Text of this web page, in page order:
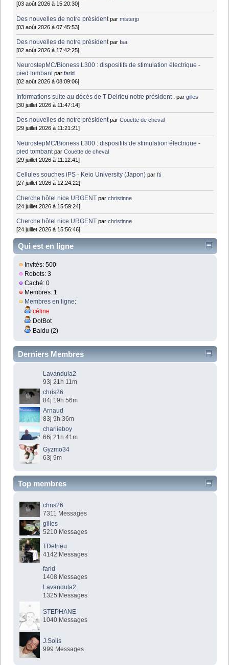
[03 août 2026 à 15:20:30]
Des nouvelles de notre président parmisterjp
[03 août 2026 à 07:45:53]
Des nouvelles de notre président par Isa
[02 août 2026 à 17:42:25]
NeurostepMC/Bioness L300 : dispositifs de stimulation électrique -
pied tombant parfarid
[02 août 2026 à 08:09:06]
Informations suite au décès de T Delrieu notre président . pargilles
[30 juillet 2026 à 11:47:14]
Des nouvelles de notre président parCouette de cheval
[29 juillet 2026 à 11:21:21]
NeurostepMC/Bioness L300 : dispositifs de stimulation électrique -
pied tombant parCouette de cheval
[29 juillet 2026 à 11:12:41]
Cellules souches iPS - Keio University (Japon) parfti
[27 juillet 2026 à 12:24:22]
Cherche hôtel nice URGENT parchristinne
[24 juillet 2026 à 15:59:24]
Cherche hôtel nice URGENT parchristinne
[24 juillet 2026 à 15:56:46]
Qui est en ligne
Invités: 500
Robots: 3
Caché: 0
Membres: 1
Membres en ligne:
céline
DotBot
Baidu (2)
Derniers Membres
Lavandula2
93j 21h 11m
chris26
84j 19h 56m
Arnaud
83j 9h 36m
charlieboy
66j 21h 41m
Gyzmo34
63j 9m
Top membres
chris26
7311 Messages
gilles
5210 Messages
TDelrieu
4142 Messages
farid
1408 Messages
Lavandula2
1325 Messages
STEPHANE
1040 Messages
J.Solis
999 Messages